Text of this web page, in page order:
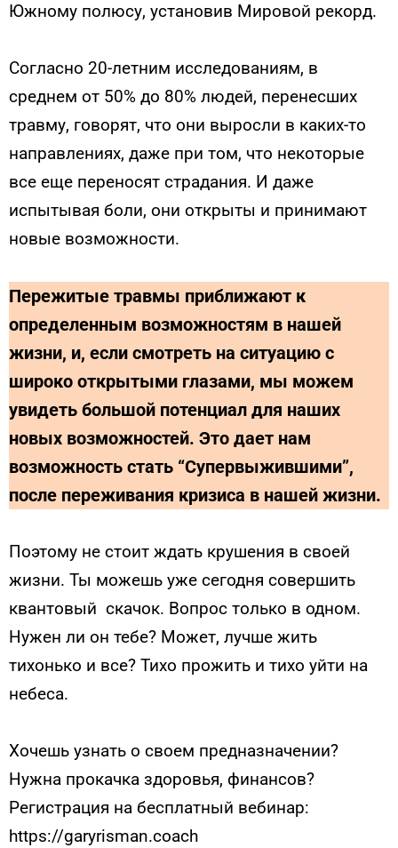
Южному полюсу, установив Мировой рекорд.
Согласно 20-летним исследованиям, в
среднем от 50% до 80% людей, перенесших
травму, говорят, что они выросли в каких-то
направлениях, даже при том, что некоторые
все еще переносят страдания. И даже
испытывая боли, они открыты и принимают
новые возможности.
Пережитые травмы приближают к
определенным возможностям в нашей
жизни, и, если смотреть на ситуацию с
широко открытыми глазами, мы можем
увидеть большой потенциал для наших
новых возможностей. Это дает нам
возможность стать “Супервыжившими”,
после переживания кризиса в нашей жизни.
Поэтому не стоит ждать крушения в своей
жизни. Ты можешь уже сегодня совершить
квантовый скачок. Вопрос только в одном.
Нужен ли он тебе? Может, лучше жить
тихонько и все? Тихо прожить и тихо уйти на
небеса.
Хочешь узнать о своем предназначении?
Нужна прокачка здоровья, финансов?
Регистрация на бесплатный вебинар:
https://garyrisman.coach